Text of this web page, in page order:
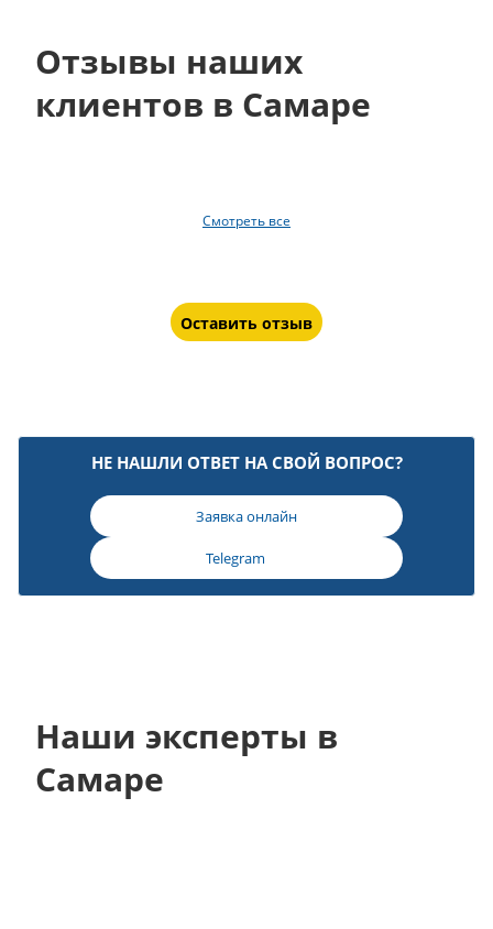
Отзывы наших
клиентов в Самаре
Смотреть все
Оставить отзыв
НЕ НАШЛИ ОТВЕТ НА СВОЙ ВОПРОС?
Заявка онлайн
Telegram
Наши эксперты в
Самаре